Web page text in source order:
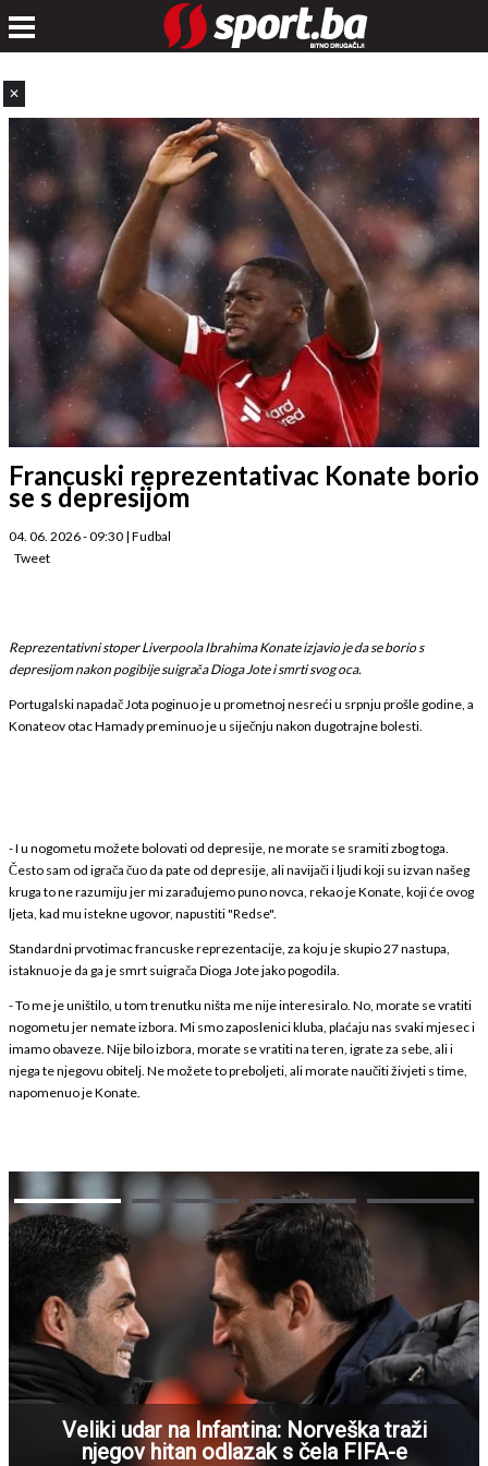
✕
Francuski reprezentativac Konate borio
se s depresijom
04. 06. 2026 - 09:30 | Fudbal
Tweet
Reprezentativni stoper Liverpoola Ibrahima Konate izjavio je da se borio s
depresijom nakon pogibije suigrača Dioga Jote i smrti svog oca.
Portugalski napadač Jota poginuo je u prometnoj nesreći u srpnju prošle godine, a
Konateov otac Hamady preminuo je u siječnju nakon dugotrajne bolesti.
- I u nogometu možete bolovati od depresije, ne morate se sramiti zbog toga.
Često sam od igrača čuo da pate od depresije, ali navijači i ljudi koji su izvan našeg
kruga to ne razumiju jer mi zarađujemo puno novca, rekao je Konate, koji će ovog
ljeta, kad mu istekne ugovor, napustiti "Redse".
Standardni prvotimac francuske reprezentacije, za koju je skupio 27 nastupa,
istaknuo je da ga je smrt suigrača Dioga Jote jako pogodila.
- To me je uništilo, u tom trenutku ništa me nije interesiralo. No, morate se vratiti
nogometu jer nemate izbora. Mi smo zaposlenici kluba, plaćaju nas svaki mjesec i
imamo obaveze. Nije bilo izbora, morate se vratiti na teren, igrate za sebe, ali i
njega te njegovu obitelj. Ne možete to preboljeti, ali morate naučiti živjeti s time,
napomenuo je Konate.
Veliki udar na Infantina: Norveška traži
njegov hitan odlazak s čela FIFA-e